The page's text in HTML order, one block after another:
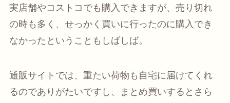
実店舗やコストコでも購入できますが、売り切れ
の時も多く、せっかく買いに行ったのに購入でき
なかったということもしばしば。
通販サイトでは、重たい荷物も自宅に届けてくれ
るのでありがたいですし、まとめ買いするとさら